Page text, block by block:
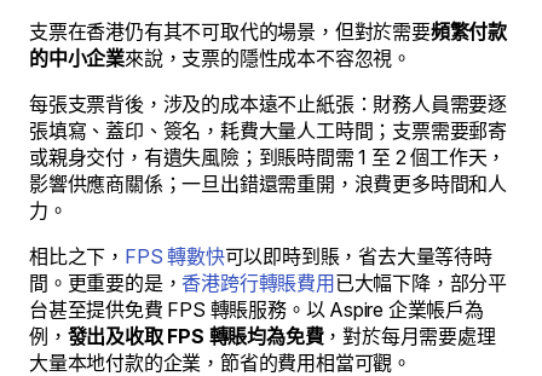
支票在香港仍有其不可取代的場景，但對於需要頻繁付款
的中小企業來說，支票的隱性成本不容忽視。
每張支票背後，涉及的成本遠不止紙張：財務人員需要逐
張填寫、蓋印、簽名，耗費大量人工時間；支票需要郵寄
或親身交付，有遺失風險；到賬時間需 1 至 2 個工作天，
影響供應商關係；一旦出錯還需重開，浪費更多時間和人
力。
相比之下， FPS 轉數快可以即時到賬，省去大量等待時
間。更重要的是，香港跨行轉賬費用已大幅下降，部分平
台甚至提供免費 FPS 轉賬服務。以 Aspire 企業帳戶為
例， 發出及收取 FPS 轉賬均為免費，對於每月需要處理
大量本地付款的企業，節省的費用相當可觀。